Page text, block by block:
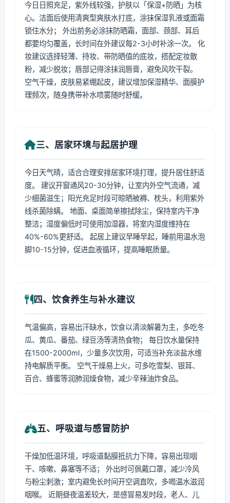
今日日照充足，紫外线较强，护肤以「保湿+防晒」为核
心。洁面后使用清爽型爽肤水打底，涂抹保湿乳液或面霜
锁住水分； 外出前务必涂抹防晒霜，面部、颈部、耳后
都要均匀覆盖，长时间在外建议每2-3小时补涂一次。 化
妆建议选择轻薄、持妆、带防晒值的底妆，搭配定妆散
粉，减少脱妆；唇部记得涂抹润唇膏，避免风吹干裂。
空气干燥，皮肤易紧绷起皮，建议增加保湿精华、面膜护
理频次，随身携带补水喷雾随时舒缓。
三、居家环境与起居护理
今日天气晴，适合合理安排居家环境打理，提升居住舒适
度。 建议开窗通风20-30分钟，让室内外空气流通，减
少细菌滋生；阳光充足时段可晾晒被褥、枕头，利用紫外
线杀菌除螨。 地面、桌面简单擦拭除尘，保持室内干净
整洁；湿度偏低时可使用加湿器，将室内湿度维持在
40%-60%更舒适。 起居上建议早睡早起，睡前用温水泡
脚10-15分钟，促进血液循环，提高睡眠质量。
四、饮食养生与补水建议
气温偏高，容易出汗缺水，饮食以清淡解暑为主，多吃冬
瓜、黄瓜、番茄、绿豆汤等清热食物； 每日饮水量保持
在1500-2000ml，少量多次饮用，可适当补充淡盐水维
持电解质平衡。 空气干燥易上火，可多吃雪梨、银耳、
百合、蜂蜜等润肺润燥食物，减少辛辣油炸食品。
五、呼吸道与感冒防护
干燥加低温环境，呼吸道黏膜抵抗力下降，容易出现咽
干、咳嗽、鼻塞等不适； 外出时可佩戴口罩，减少冷风
与粉尘刺激；室内避免长时间开空调直吹，多喝温水滋润
咽喉。 近期昼夜温差较大，是感冒易发时段，老人、儿